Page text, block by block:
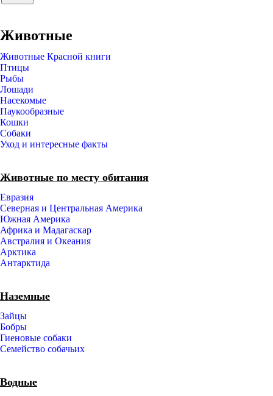
Животные
Животные Красной книги
Птицы
Рыбы
Лошади
Насекомые
Паукообразные
Кошки
Собаки
Уход и интересные факты
Животные по месту обитания
Евразия
Северная и Центральная Америка
Южная Америка
Африка и Мадагаскар
Австралия и Океания
Арктика
Антарктида
Наземные
Зайцы
Бобры
Гиеновые собаки
Семейство собачьих
Водные